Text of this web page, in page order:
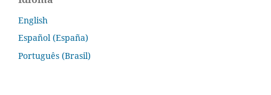
English
Español (España)
Português (Brasil)